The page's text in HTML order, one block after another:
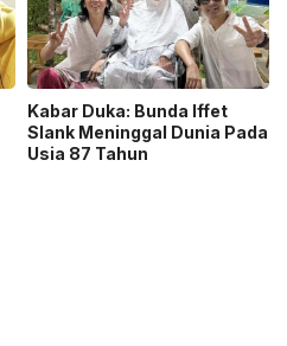
Kabar Duka: Bunda Iffet
Slank Meninggal Dunia Pada
Usia 87 Tahun